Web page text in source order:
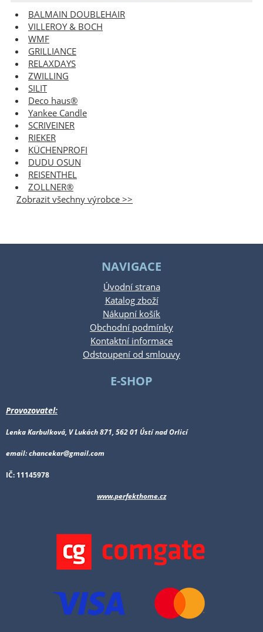
BALMAIN DOUBLEHAIR
VILLEROY & BOCH
WMF
GRILLIANCE
RELAXDAYS
ZWILLING
SILIT
Deco haus®
Yankee Candle
SCRIVEINER
RIEKER
KÜCHENPROFI
DUDU OSUN
REISENTHEL
ZOLLNER®
Zobrazit všechny výrobce >>
NAVIGACE
Úvodní strana
Katalog zboží
Nákupní košík
Obchodní podmínky
Kontaktní informace
Odstoupení od smlouvy
E-SHOP
Provozovatel:
Lenka Karbulková, V Lukách 871, 562 01 Ústí nad Orlicí
email: chancekar@gmail.com
IČ: 11145978
www.perfekthome.cz